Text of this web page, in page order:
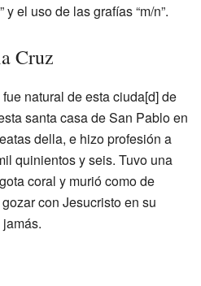
el uso de las grafías “m/n”.
Cruz
natural de esta ciuda[d] de
santa casa de San Pablo en
della, e hizo profesión a
quinientos y seis. Tuvo una
coral y murió como de
con Jesucristo en su